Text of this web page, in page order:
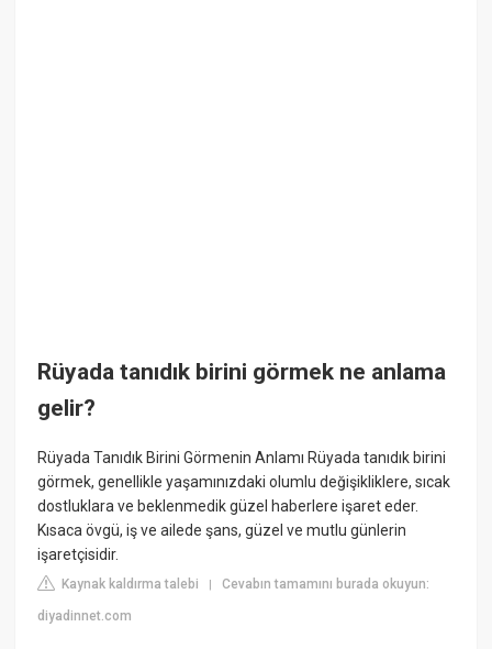
Rüyada tanıdık birini görmek ne anlama
gelir?
Rüyada Tanıdık Birini Görmenin Anlamı Rüyada tanıdık birini
görmek, genellikle yaşamınızdaki olumlu değişikliklere, sıcak
dostluklara ve beklenmedik güzel haberlere işaret eder.
Kısaca övgü, iş ve ailede şans, güzel ve mutlu günlerin
işaretçisidir.
Kaynak kaldırma talebi |Cevabın tamamını burada okuyun:
diyadinnet.com